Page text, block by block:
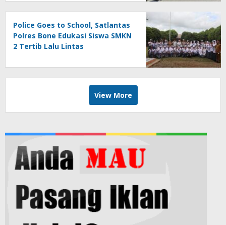
Police Goes to School, Satlantas
Polres Bone Edukasi Siswa SMKN
2 Tertib Lalu Lintas
View More